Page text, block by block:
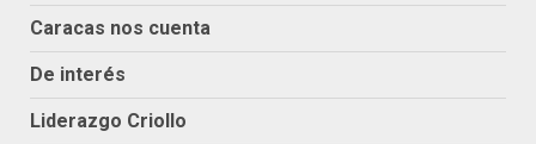
Caracas nos cuenta
De interés
Liderazgo Criollo